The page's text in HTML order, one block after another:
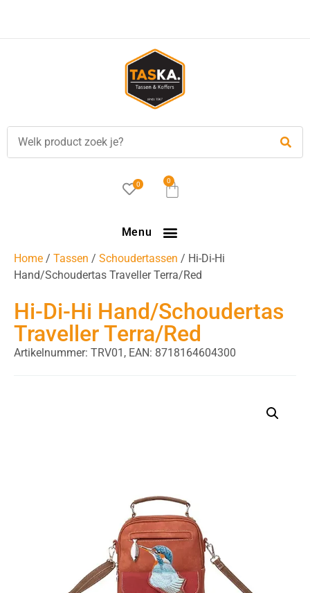
verzending in NL vanaf €35,-!
0 0
Menu
Home / Tassen / Schoudertassen / Hi-Di-Hi
Hand/Schoudertas Traveller Terra/Red
Hi-Di-Hi Hand/Schoudertas
Traveller Terra/Red
Artikelnummer: TRV01, EAN: 8718164604300